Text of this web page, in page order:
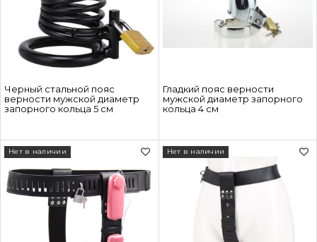
Черный стальной пояс
верности мужской диаметр
запорного кольца 5 см
Гладкий пояс верности
мужской диаметр запорного
кольца 4 см
Нет в наличии Нет в наличии